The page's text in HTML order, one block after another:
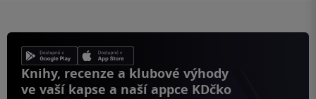
Knihy, recenze a klubové výhody
ve vaší kapse a naší appce KDčko